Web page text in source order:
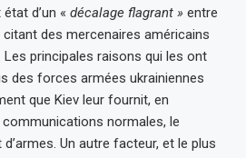
d’un « décalage flagrant » entre
des mercenaires américains
Les principales raisons qui les ont
des forces armées ukrainiennes
que Kiev leur fournit, en
normales, le
Un autre facteur, et le plus